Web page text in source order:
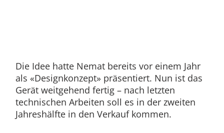
Die Idee hatte Nemat bereits vor einem Jahr
als «Designkonzept» präsentiert. Nun ist das
Gerät weitgehend fertig – nach letzten
technischen Arbeiten soll es in der zweiten
Jahreshälfte in den Verkauf kommen.